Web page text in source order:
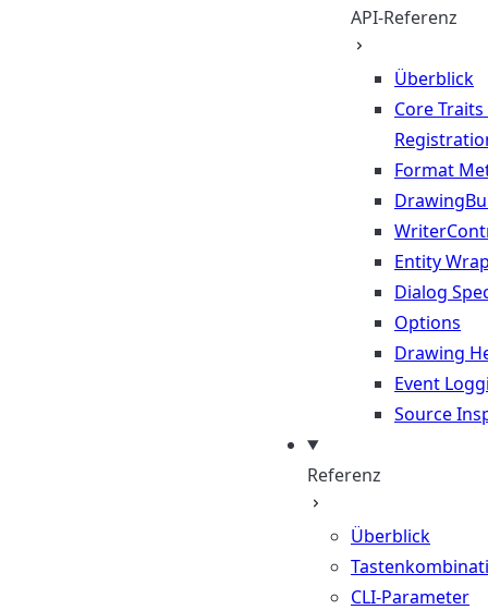
API-Referenz
Überblick
Core
Format
Entity
Dialog
Options
Drawing
Event
Source
Referenz
Überblick
CLI-Parameter